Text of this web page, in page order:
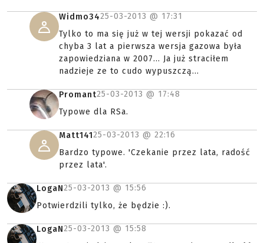
Widmo3425-03-2013 @ 17:31
Tylko to ma się już w tej wersji pokazać od
chyba 3 lat a pierwsza wersja gazowa była
zapowiedziana w 2007... Ja już straciłem
nadzieje ze to cudo wypuszczą...
Promant25-03-2013 @ 17:48
Typowe dla RSa.
Matt14125-03-2013 @ 22:16
Bardzo typowe. 'Czekanie przez lata, radość
przez lata'.
LogaN25-03-2013 @ 15:56
Potwierdzili tylko, że będzie :).
LogaN25-03-2013 @ 15:58